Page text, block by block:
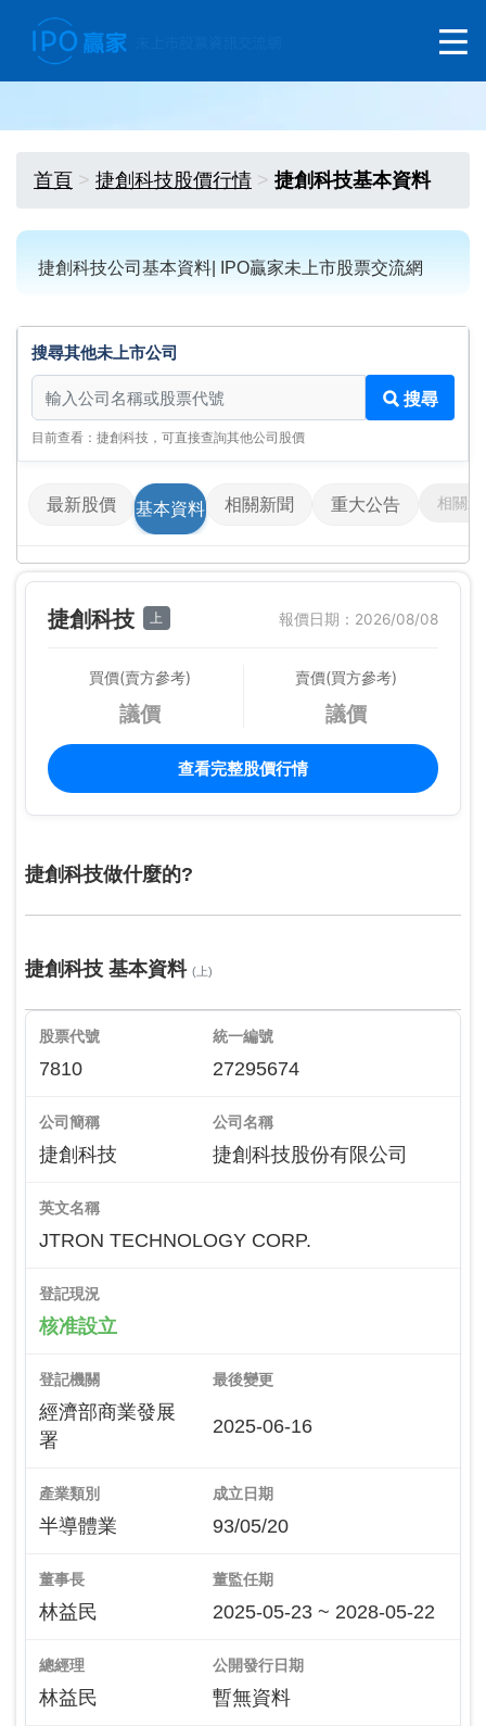
首頁 捷創科技股價行情 捷創科技基本資料
捷創科技公司基本資料| IPO贏家未上市股票交流網
搜尋其他未上市公司
搜尋其他未上市公司
搜尋
目前查看：捷創科技，可直接查詢其他公司股價
最新股價 基本資料 相關新聞 重大公告 相關影
捷創科技 上 報價日期：2026/08/08
買價(賣方參考)
議價
賣價(買方參考)
議價
查看完整股價行情
捷創科技做什麼的?
捷創科技 基本資料 (上)
股票代號
7810
統一編號
27295674
公司簡稱
捷創科技
公司名稱
捷創科技股份有限公司
英文名稱
JTRON TECHNOLOGY CORP.
登記現況
核准設立
登記機關
經濟部商業發展
署
最後變更
2025-06-16
產業類別
半導體業
成立日期
93/05/20
董事長
林益民
董監任期
2025-05-23 ~ 2028-05-22
總經理
林益民
公開發行日期
暫無資料